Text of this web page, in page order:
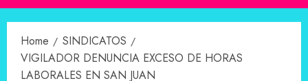
Menu
Home
SINDICATOS
VIGILADOR DENUNCIA EXCESO DE HORAS
LABORALES EN SAN JUAN